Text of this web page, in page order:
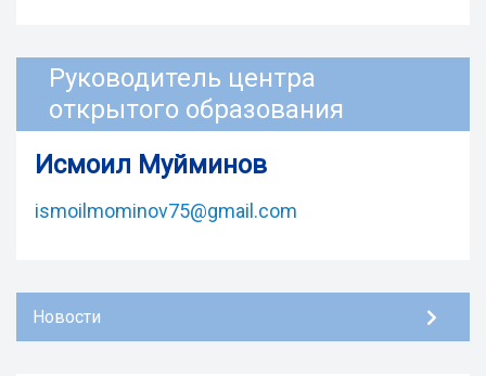
Руководитель центра
открытого образования
Исмоил Муйминов
ismoilmominov75@gmail.com
Новости